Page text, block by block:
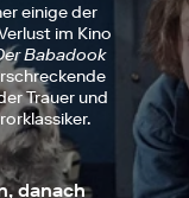
einige der
im Kino
Babadook
Trauer und
danach